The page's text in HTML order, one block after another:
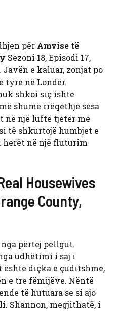
për Amvise të
Sezoni 18, Episodi 17,
e kaluar, zonjat po
tyre në Londër.
shkoi siç ishte
shumë rrëqethje sesa
në një luftë tjetër me
të shkurtojë humbjet e
herët në një fluturim
Housewives
County,
përtej pellgut.
udhëtimi i saj i
diçka e çuditshme,
e tre fëmijëve. Nëntë
të hutuara se si ajo
Shannon, megjithatë, i